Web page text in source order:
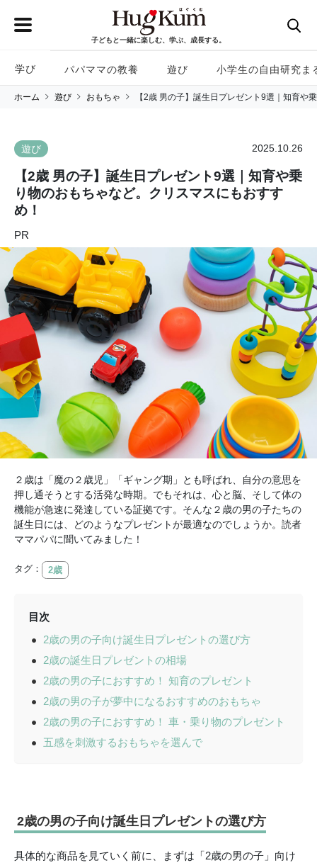
子どもと一緒に楽しむ、学ぶ、成長する。
学び パパママの教養 遊び 小学生の自由研究ま
ホーム 遊び おもちゃ 【2歳 男の子】誕生日プレゼント9選｜知育や
遊び 2025.10.26
【2歳 男の子】誕生日プレゼント9選｜知育や乗
り物のおもちゃなど。クリスマスにもおすす
め！
PR
２歳は「魔の２歳児」「ギャング期」とも呼ばれ、自分の意思を
押し通そうとする活発な時期。でもそれは、心と脳、そして体の
機能が急速に発達している証拠です。そんな２歳の男の子たちの
誕生日には、どのようなプレゼントが最適なのでしょうか。読者
ママパパに聞いてみました！
タグ： 2歳
目次
2歳の男の子向け誕生日プレゼントの選び方
2歳の誕生日プレゼントの相場
2歳の男の子におすすめ！ 知育のプレゼント
2歳の男の子が夢中になるおすすめのおもちゃ
2歳の男の子におすすめ！ 車・乗り物のプレゼント
五感を刺激するおもちゃを選んで
2歳の男の子向け誕生日プレゼントの選び方
具体的な商品を見ていく前に、まずは「2歳の男の子」向け